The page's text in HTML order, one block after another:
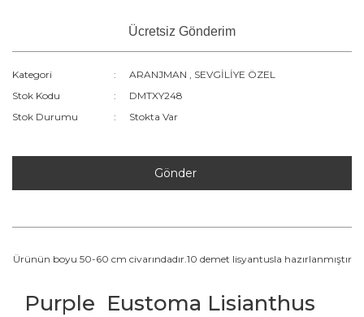
Ücretsiz Gönderim
Kategori ARANJMAN , SEVGİLİYE ÖZEL
Stok Kodu
DMTXY248
Stok Durumu
Stokta Var
Gönder
Ürünün boyu 50-60 cm civarındadır.10 demet lisyantusla hazırlanmıştır
Purple Eustoma Lisianthus